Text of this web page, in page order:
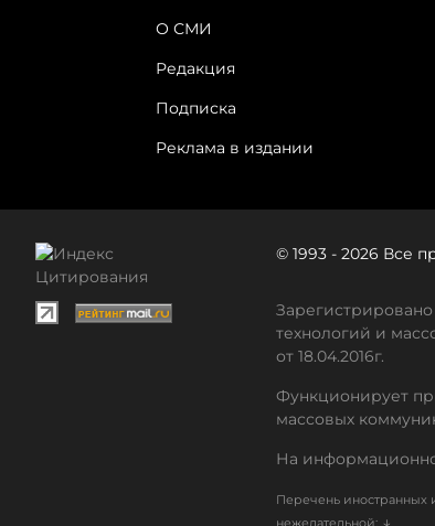
О СМИ
Редакция
Подписка
Реклама в издании
© 1993 - 2026 Все
технологий и
от 18.04.2016г.
Функционирует
массовых
На
Перечень иностранных
нежелательной: ↓